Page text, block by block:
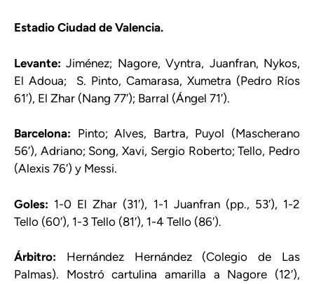
Estadio Ciudad de Valencia.
Levante: Jiménez; Nagore, Vyntra, Juanfran, Nykos,
El Adoua; S. Pinto, Camarasa, Xumetra (Pedro Ríos
61′), El Zhar (Nang 77′); Barral (Ángel 71′).
Barcelona: Pinto; Alves, Bartra, Puyol (Mascherano
56′), Adriano; Song, Xavi, Sergio Roberto; Tello, Pedro
(Alexis 76′) y Messi.
Goles: 1-0 El Zhar (31′), 1-1 Juanfran (pp., 53′), 1-2
Tello (60′), 1-3 Tello (81′), 1-4 Tello (86′).
Árbitro: Hernández Hernández (Colegio de Las
Palmas). Mostró cartulina amarilla a Nagore (12′),